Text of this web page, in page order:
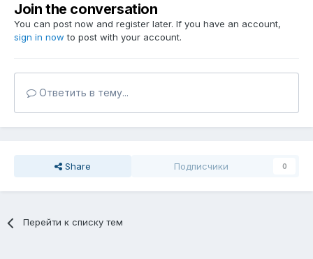
Join the conversation
You can post now and register later. If you have an account,
sign in now to post with your account.
Ответить в тему...
Share Подписчики 0
Перейти к списку тем